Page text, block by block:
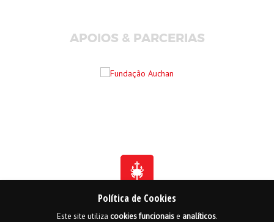
Política de Cookies
Este site utiliza cookiesfuncionaise analíticos.
APOIOS & PARCERIAS
Fundada em 1941